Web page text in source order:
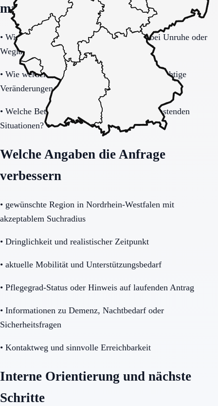
machen
• Wie tragfähig ist das Sicherheitskonzept bei Unruhe oder
Weglauftendenz?
• Wie werden Angehörige informiert und in wichtige
Veränderungen eingebunden?
• Welche Betreuung gibt es nachts und in belastenden
Situationen?
Welche Angaben die Anfrage
verbessern
• gewünschte Region in Nordrhein-Westfalen mit
akzeptablem Suchradius
• Dringlichkeit und realistischer Zeitpunkt
• aktuelle Mobilität und Unterstützungsbedarf
• Pflegegrad-Status oder Hinweis auf laufenden Antrag
• Informationen zu Demenz, Nachtbedarf oder
Sicherheitsfragen
• Kontaktweg und sinnvolle Erreichbarkeit
Interne Orientierung und nächste
Schritte